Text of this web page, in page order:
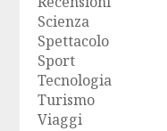
Scienza
Spettacolo
Sport
Tecnologia
Turismo
Viaggi